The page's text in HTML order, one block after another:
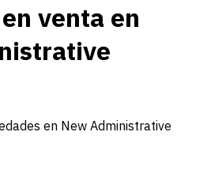
venta en
en New Administrative